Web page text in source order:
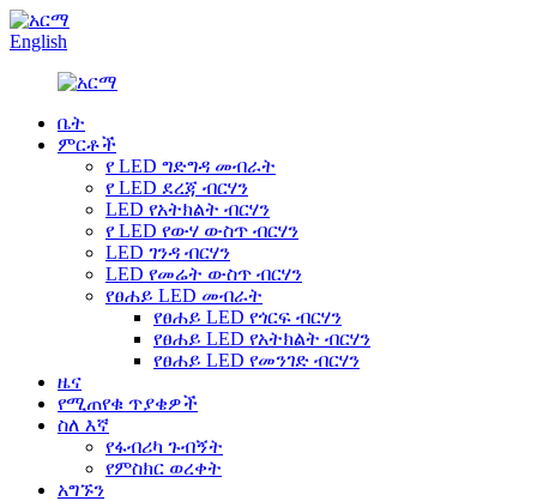
English
ቤት
ምርቶች
የ LED ግድግዳ መብራት
የ LED ደረጃ ብርሃን
LED የአትክልት ብርሃን
የ LED የውሃ ውስጥ ብርሃን
LED ገንዳ ብርሃን
LED የመሬት ውስጥ ብርሃን
የፀሐይ LED መብራት
የፀሐይ LED የጎርፍ ብርሃን
የፀሐይ LED የአትክልት ብርሃን
የፀሐይ LED የመንገድ ብርሃን
ዜና
የሚጠየቁ ጥያቄዎች
ስለ እኛ
የፋብሪካ ጉብኝት
የምስክር ወረቀት
አግኙን